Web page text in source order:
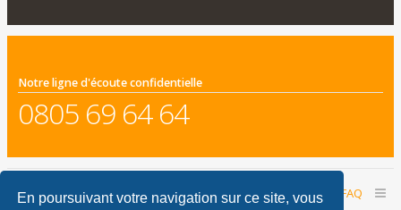
En poursuivant votre navigation sur ce site, vous
Notre ligne d'écoute confidentielle
0805 69 64 64
Accueil du forum FAQ
Nous contacter